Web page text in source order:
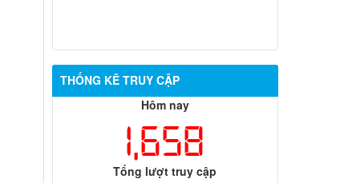
THỐNG KÊ TRUY CẬP
Hôm nay
1,658
Tổng lượt truy cập